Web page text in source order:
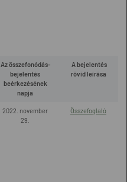
Az összefonódás-
bejelentés
beérkezésének
napja
A bejelentés
rövid leírása
2022. november
29.
Összefoglaló